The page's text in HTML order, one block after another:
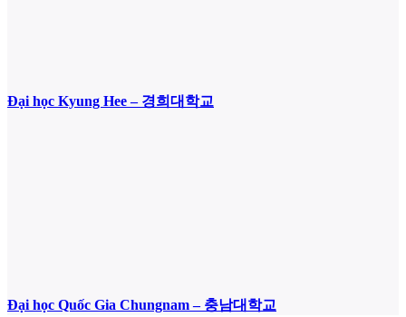
Đại học Kyung Hee – 경희대학교
Đại học Quốc Gia Chungnam – 충남대학교